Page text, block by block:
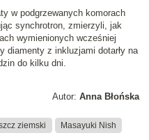
w podgrzewanych komorach
synchrotron, zmierzyli, jak
wymienionych wcześniej
diamenty z inkluzjami dotarły na
do kilku dni.
Autor: Anna Błońska
ziemski Masayuki Nish